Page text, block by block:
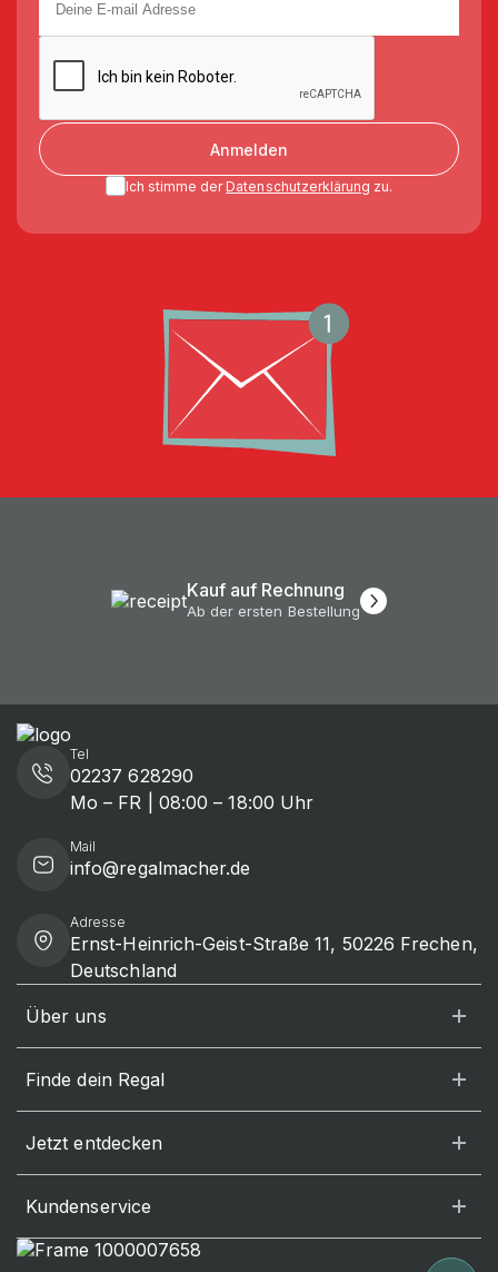
Anmelden
Ich stimme der Datenschutzerklärung zu.
Kauf auf Rechnung
Ab der ersten Bestellung
Tel
02237 628290
Mo – FR | 08:00 – 18:00 Uhr
Mail
info@regalmacher.de
Adresse
Ernst-Heinrich-Geist-Straße 11, 50226 Frechen,
Deutschland
Über uns
Finde dein Regal
Jetzt entdecken
Kundenservice